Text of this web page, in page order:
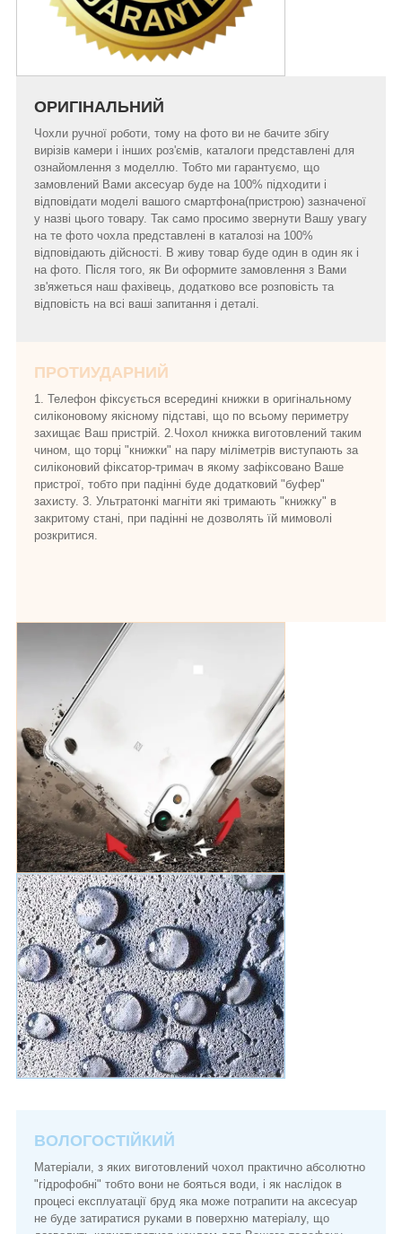
ОРИГІНАЛЬНИЙ
Чохли ручної роботи, тому на фото ви не бачите збігу
вирізів камери і інших роз'ємів, каталоги представлені для
ознайомлення з моделлю. Тобто ми гарантуємо, що
замовлений Вами аксесуар буде на 100% підходити і
відповідати моделі вашого смартфона(пристрою) зазначеної
у назві цього товару. Так само просимо звернути Вашу увагу
на те фото чохла представлені в каталозі на 100%
відповідають дійсності. В живу товар буде один в один як і
на фото. Після того, як Ви оформите замовлення з Вами
зв'яжеться наш фахівець, додатково все розповість та
відповість на всі ваші запитання і деталі.
ПРОТИУДАРНИЙ
1. Телефон фіксується всередині книжки в оригінальному
силіконовому якісному підставі, що по всьому периметру
захищає Ваш пристрій. 2.Чохол книжка виготовлений таким
чином, що торці "книжки" на пару міліметрів виступають за
силіконовий фіксатор-тримач в якому зафіксовано Ваше
пристрої, тобто при падінні буде додатковий "буфер"
захисту. 3. Ультратонкі магніти які тримають "книжку" в
закритому стані, при падінні не дозволять їй мимоволі
розкритися.
ВОЛОГОСТІЙКИЙ
Матеріали, з яких виготовлений чохол практично абсолютно
"гідрофобні" тобто вони не бояться води, і як наслідок в
процесі експлуатації бруд яка може потрапити на аксесуар
не буде затиратися руками в поверхню матеріалу, що